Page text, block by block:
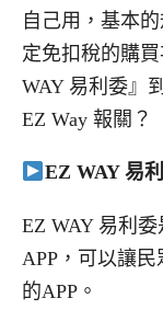
自己用，基本
定免扣稅的購
WAY 易利委』
EZ Way 報關？
EZ WAY 易
EZ WAY 易利
APP，可以讓
的APP。